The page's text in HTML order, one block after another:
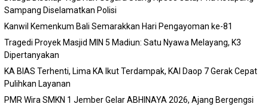
Sampang Diselamatkan Polisi
Kanwil Kemenkum Bali Semarakkan Hari Pengayoman ke-81
Tragedi Proyek Masjid MIN 5 Madiun: Satu Nyawa Melayang, K3
Dipertanyakan
KA BIAS Terhenti, Lima KA Ikut Terdampak, KAI Daop 7 Gerak Cepat
Pulihkan Layanan
PMR Wira SMKN 1 Jember Gelar ABHINAYA 2026, Ajang Bergengsi